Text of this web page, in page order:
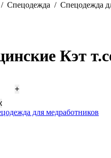
Спецодежда Спецодежда
Кэт
для медработников